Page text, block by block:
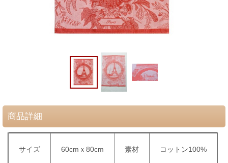
商品詳細
サイズ 60cmｘ80cm 素材 コットン100%